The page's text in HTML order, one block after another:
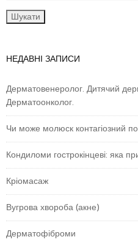
НЕДАВНІ ЗАПИСИ
Дерматовенеролог. Дитячий
Дерматоонколог.
Чи може молюск контагіозний
Кондиломи гострокінцеві: яка
Кріомасаж
Вугрова хвороба (акне)
Дерматофіброми